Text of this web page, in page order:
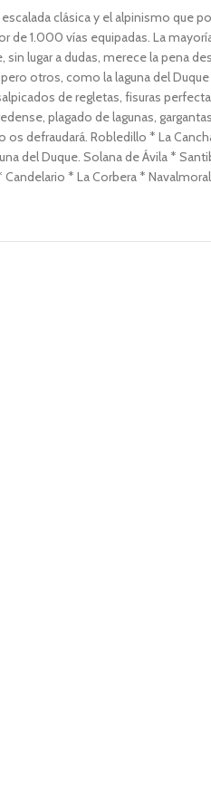
clásica y el alpinismo
1.000 vías equipadas. La
lugar a dudas, merece la pena
otros, como la laguna del
de regletas, fisuras
plagado de lagunas,
defraudará. Robledillo * La
del Duque. Solana de Ávila *
* La Corbera *